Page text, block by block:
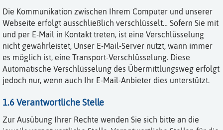
Die Kommunikation zwischen Ihrem Computer und unserer
Webseite erfolgt ausschließlich verschlüsselt… Sofern Sie mit
und per E-Mail in Kontakt treten, ist eine Verschlüsselung
nicht gewährleistet, Unser E-Mail-Server nutzt, wann immer
es möglich ist, eine Transport-Verschlüsselung. Diese
Automatische Verschlüsselung des Übermittlungsweg erfolgt
jedoch nur, wenn auch Ihr E-Mail-Anbieter dies unterstützt.
1.6 Verantwortliche Stelle
Zur Ausübung Ihrer Rechte wenden Sie sich bitte an die